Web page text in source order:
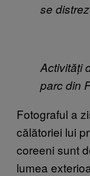
se
Activități
parc din
Fotograful a
călătoriei lui
coreeni sunt
lumea